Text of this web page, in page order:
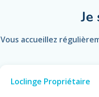
Vous accueillez
Loclinge Propriétaire